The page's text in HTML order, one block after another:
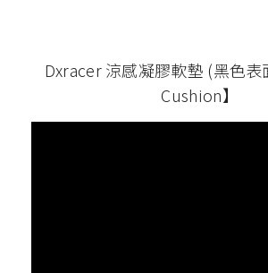
Dxracer 涼感凝膠軟墊 (黑色
Cushion】